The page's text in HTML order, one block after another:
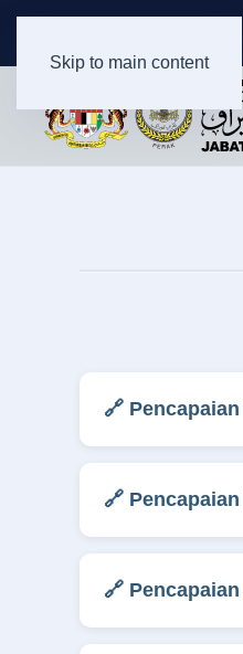
Skip to main content
🔗
🔗
🔗